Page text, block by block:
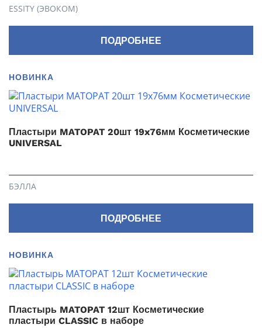
ESSITY (ЭВОКОМ)
ПОДРОБНЕЕ
НОВИНКА
Пластыри MATOPAT 20шт 19x76мм Косметические
UNIVERSAL
БЭЛЛА
ПОДРОБНЕЕ
НОВИНКА
Пластырь MATOPAT 12шт Косметические
пластыри CLASSIC в наборе